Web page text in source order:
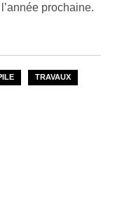
prochaine.
TRAVAUX